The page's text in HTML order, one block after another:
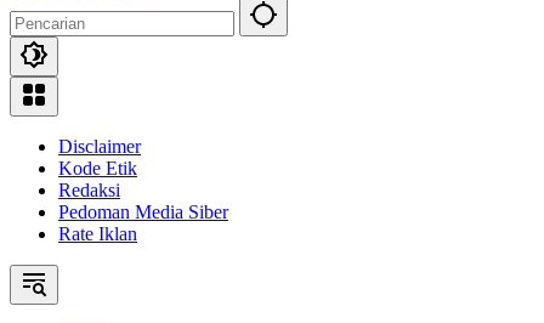
Disclaimer
Kode Etik
Redaksi
Pedoman Media Siber
Rate Iklan